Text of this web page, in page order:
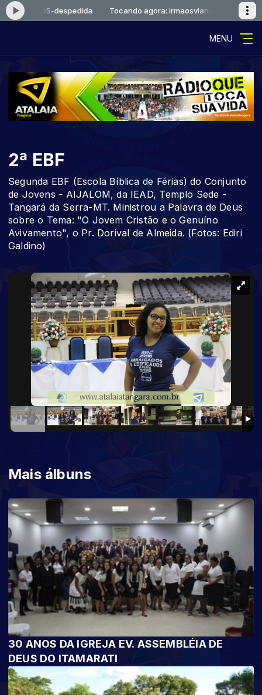
05-despedida Tocando agora: irmaosviana-05-despedida
MENU
2ª EBF
Segunda EBF (Escola Bíblica de Férias) do Conjunto
de Jovens - AIJALOM, da IEAD, Templo Sede -
Tangará da Serra-MT. Ministrou a Palavra de Deus
sobre o Tema: "O Jovem Cristão e o Genuíno
Avivamento", o Pr. Dorival de Almeida. (Fotos: Ediri
Galdino)
Mais álbuns
30 ANOS DA IGREJA EV. ASSEMBLÉIA DE
DEUS DO ITAMARATI